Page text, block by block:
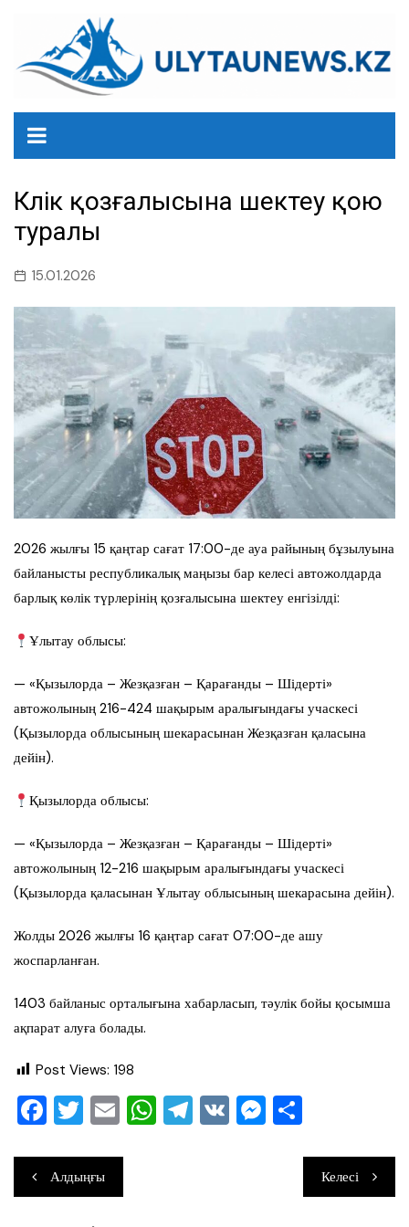
содержанию
Көлік қозғалысына шектеу қою
туралы
15.01.2026
2026 жылғы 15 қаңтар сағат 17:00-де ауа райының бұзылуына
байланысты республикалық маңызы бар келесі автожолдарда
барлық көлік түрлерінің қозғалысына шектеу енгізілді:
Ұлытау облысы:
— «Қызылорда – Жезқазған – Қарағанды – Шідерті»
автожолының 216-424 шақырым аралығындағы учаскесі
(Қызылорда облысының шекарасынан Жезқазған қаласына
дейін).
Қызылорда облысы:
— «Қызылорда – Жезқазған – Қарағанды – Шідерті»
автожолының 12-216 шақырым аралығындағы учаскесі
(Қызылорда қаласынан Ұлытау облысының шекарасына дейін).
Жолды 2026 жылғы 16 қаңтар сағат 07:00-де ашу
жоспарланған.
1403 байланыс орталығына хабарласып, тәулік бойы қосымша
ақпарат алуға болады.
Post Views: 198
F
c
e
T
tt
er
E
ai
l
W T V M
ра
ви
Навигация
по
Алдыңғы Келесі